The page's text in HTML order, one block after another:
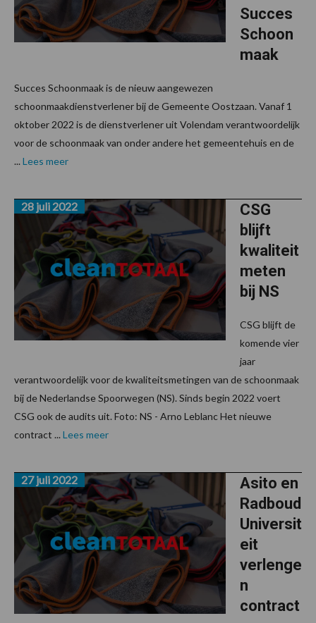
Succes
Schoon
maak
Succes Schoonmaak is de nieuw aangewezen
schoonmaakdienstverlener bij de Gemeente Oostzaan. Vanaf 1
oktober 2022 is de dienstverlener uit Volendam verantwoordelijk
voor de schoonmaak van onder andere het gemeentehuis en de
...Lees meer
CSG
blijft
kwaliteit
meten
bij NS
28 juli 2022
CSG blijft de
komende vier
jaar
verantwoordelijk voor de kwaliteitsmetingen van de schoonmaak
bij de Nederlandse Spoorwegen (NS). Sinds begin 2022 voert
CSG ook de audits uit. Foto: NS - Arno Leblanc Het nieuwe
contract ...Lees meer
Asito en
Radboud
Universit
eit
verlenge
n
contract
27 juli 2022